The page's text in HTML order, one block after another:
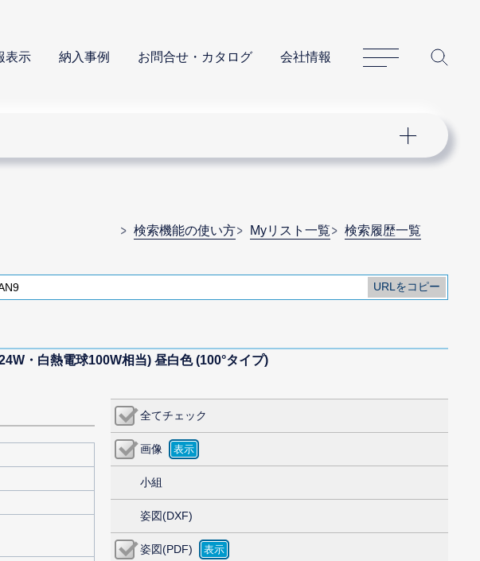
表示 納入事例 お問合せ・カタログ 会社情報
サイトマップ
検索機能の使い方 Myリスト一覧 検索履歴一覧
・白熱電球100W相当) 昼白色 (100°タイプ)
全てチェック
画像
小組
姿図(DXF)
姿図(PDF)